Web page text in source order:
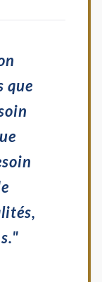
que